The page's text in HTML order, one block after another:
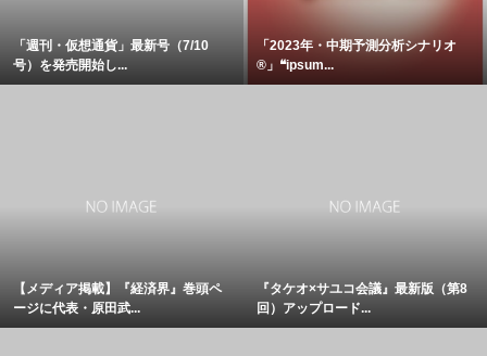
「週刊・仮想通貨」最新号（7/10
号）を発売開始し...
「2023年・中期予測分析シナリオ
®」❝ipsum...
【メディア掲載】『経済界』巻頭ペ
ージに代表・原田武...
『タケオ×サユコ会議』最新版（第8
回）アップロード...